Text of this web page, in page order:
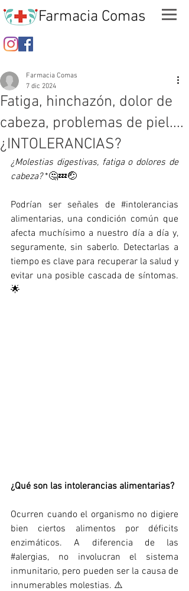
Farmacia Comas
Fatiga, hinchazón, dolor de
cabeza, problemas de piel....
¿INTOLERANCIAS?
Farmacia Comas
7 dic 2024
¿Molestias digestivas, fatiga o dolores de
cabeza? *🤔💤🤕
Podrían ser señales de #intolerancias
alimentarias, una condición común que
afecta muchísimo a nuestro día a día y,
seguramente, sin saberlo. Detectarlas a
tiempo es clave para recuperar la salud y
evitar una posible cascada de síntomas.
🌟
¿Qué son las intolerancias alimentarias?
Ocurren cuando el organismo no digiere
bien ciertos alimentos por déficits
#alergias, no involucran el sistema
inmunitario, pero pueden ser la causa de
innumerables molestias. ⚠️